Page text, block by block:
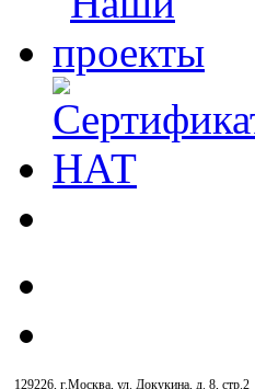
129226, г.Москва, ул. Докукина, д. 8, стр.2